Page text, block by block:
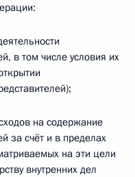
в том числе условия их
на содержание
за счёт и в пределах
на эти цели
внутренних дел